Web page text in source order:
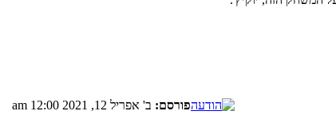
פורסם: ב' אפריל 12, 2021 12:00 am